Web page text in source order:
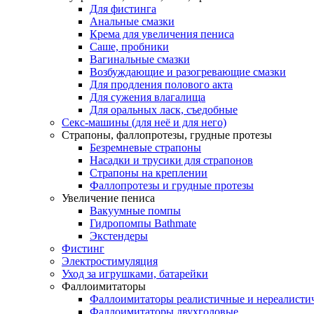
Для фистинга
Анальные смазки
Крема для увеличения пениса
Саше, пробники
Вагинальные смазки
Возбуждающие и разогревающие смазки
Для продления полового акта
Для сужения влагалища
Для оральных ласк, съедобные
Секс-машины (для неё и для него)
Страпоны, фаллопротезы, грудные протезы
Безремневые страпоны
Насадки и трусики для страпонов
Страпоны на креплении
Фаллопротезы и грудные протезы
Увеличение пениса
Вакуумные помпы
Гидропомпы Bathmate
Экстендеры
Фистинг
Электростимуляция
Уход за игрушками, батарейки
Фаллоимитаторы
Фаллоимитаторы реалистичные и
Фаллоимитаторы двухголовые